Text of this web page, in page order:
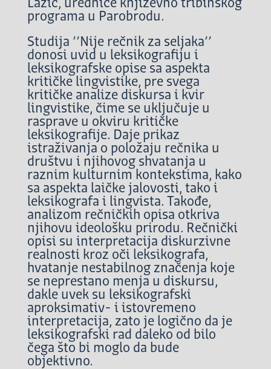
Lazić, urednice književno tribinskog
programa u Parobrodu.
Studija ’’Nije rečnik za seljaka’’
donosi uvid u leksikografiju i
leksikografske opise sa aspekta
kritičke lingvistike, pre svega
kritičke analize diskursa i kvir
lingvistike, čime se uključuje u
rasprave u okviru kritičke
leksikografije. Daje prikaz
istraživanja o položaju rečnika u
društvu i njihovog shvatanja u
raznim kulturnim kontekstima, kako
sa aspekta laičke jalovosti, tako i
leksikografa i lingvista. Takođe,
analizom rečničkih opisa otkriva
njihovu ideološku prirodu. Rečnički
opisi su interpretacija diskurzivne
realnosti kroz oči leksikografa,
hvatanje nestabilnog značenja koje
se neprestano menja u diskursu,
dakle uvek su leksikografski
aproksimativ- i istovremeno
interpretacija, zato je logično da je
leksikografski rad daleko od bilo
čega što bi moglo da bude
objektivno.